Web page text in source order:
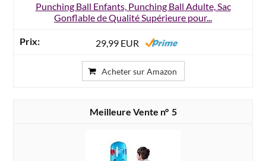
Punching Ball Enfants, Punching Ball Adulte, Sac
Gonflable de Qualité Supérieure pour...
29,99 EUR
Acheter sur Amazon
5